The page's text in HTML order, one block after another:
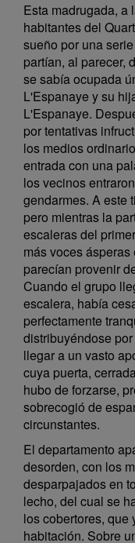
Esta madrugada, a
habitantes del
sueño por una
partían, al parecer,
se sabía ocupada
L'Espanaye y su
L'Espanaye.
por tentativas
los medios
entrada con una
los vecinos
gendarmes. A este
pero mientras la
escaleras del
más voces
parecían provenir
Cuando el grupo
escalera, había
perfectamente
distribuyéndose
llegar a un vasto
cuya puerta,
hubo de forzarse,
sobrecogió de
circunstantes.
El departamento
desorden, con los
desparpajados en
lecho, del cual se
los cobertores,
habitación. Sobre